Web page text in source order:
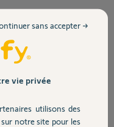
V100 reste
ce normal ?
de la rue reste
?vie privée
utilisons des
notre site pour les
sans accepter →